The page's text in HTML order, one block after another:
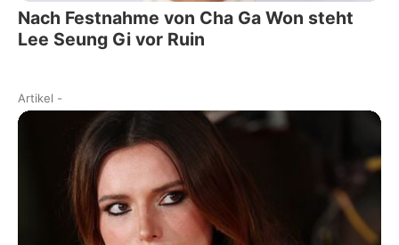
Nach Festnahme von Cha Ga Won steht
Lee Seung Gi vor Ruin
Artikel -